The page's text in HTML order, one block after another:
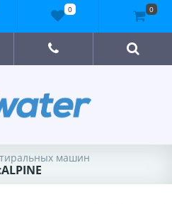
машин
0 0